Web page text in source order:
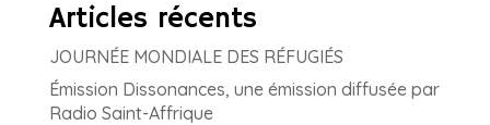
Articles récents
JOURNÉE MONDIALE DES RÉFUGIÉS
Émission Dissonances, une émission diffusée par
Radio Saint-Affrique